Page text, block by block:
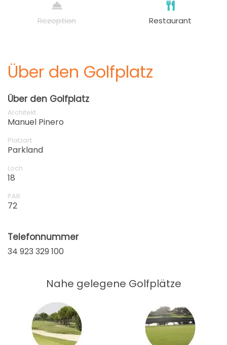
Rezeption Restaurant
Über den Golfplatz
Über den Golfplatz
Architekt
Manuel Pinero
Platzart
Parkland
Loch
18
PAR
72
Telefonnummer
34 923 329 100
Nahe gelegene Golfplätze